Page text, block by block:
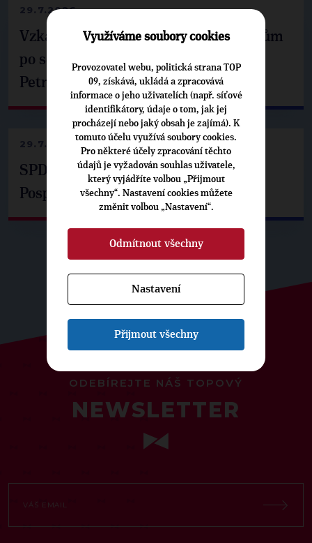
29.7.2026
Vzkaz Matěje Ondřeje Havla příznivcům
po setkání s prezidentem republiky
Petrem Pavlem
29.7.2026
SPD už není ve zprávě o extremismu.
Pospíšil: Je tu pachuť
ODEBÍREJTE NÁŠ TOPOVÝ
NEWSLETTER
Využíváme soubory cookies
Provozovatel webu, politická strana TOP
09, získává, ukládá a zpracovává
informace o jeho uživatelích (např. síťové
identifikátory, údaje o tom, jak jej
procházejí nebo jaký obsah je zajímá). K
tomuto účelu využívá soubory cookies.
Pro některé účely zpracování těchto
údajů je vyžadován souhlas uživatele,
který vyjádříte volbou „Přijmout
všechny“. Nastavení cookies můžete
změnit volbou „Nastavení“.
Odmítnout všechny
Nastavení
Přijmout všechny